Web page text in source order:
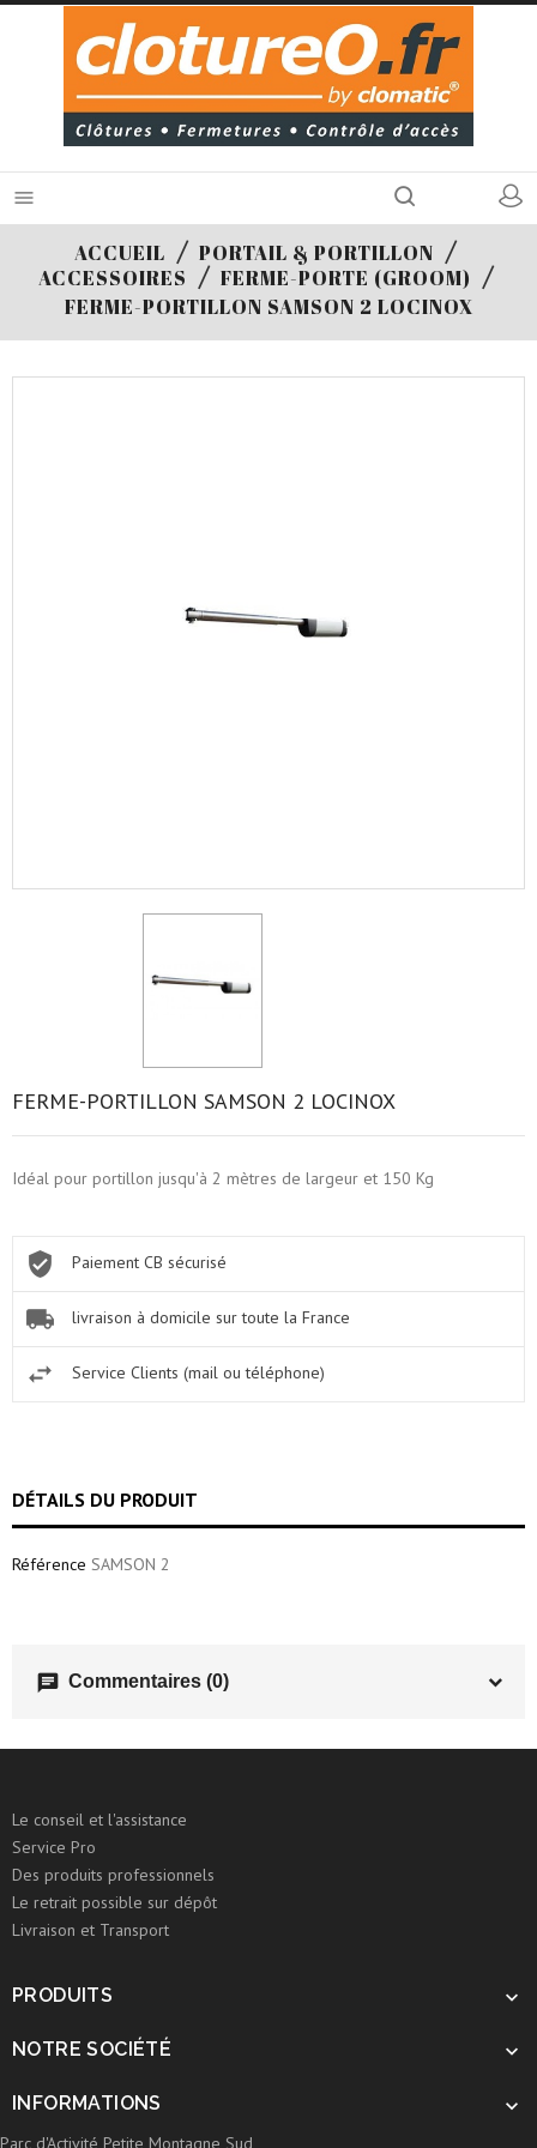

ACCUEIL
PORTAIL & PORTILLON
ACCESSOIRES
FERME-PORTE (GROOM)
FERME-PORTILLON SAMSON 2 LOCINOX
FERME-PORTILLON SAMSON 2 LOCINOX
Idéal pour portillon jusqu'à 2 mètres de largeur et 150 Kg
Paiement CB sécurisé
livraison à domicile sur toute la France
Service Clients (mail ou téléphone)
DÉTAILS DU PRODUIT
Référence SAMSON 2
chat Commentaires (0)
Le conseil et l'assistance
Service Pro
Des produits professionnels
Le retrait possible sur dépôt
Livraison et Transport
PRODUITS 
NOTRE SOCIÉTÉ 
INFORMATIONS 
Parc d'Activité Petite Montagne Sud